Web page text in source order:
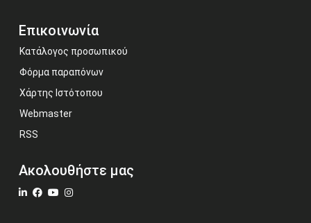
Επικοινωνία
Κατάλογος προσωπικού
Φόρμα παραπόνων
Χάρτης Ιστότοπου
Webmaster
RSS
Ακολουθήστε μας